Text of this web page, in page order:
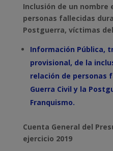
Inclusión de un nombre
personas fallecidas
Postguerra, víctimas
Información Pública,
provisional, de la
relación de personas
Guerra Civil y la
Franquismo.
Cuenta General del
ejercicio 2019